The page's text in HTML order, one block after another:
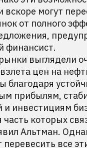
вскоре могут
от полного
финансист.
выглядели
цен на
благодаря
прибылям,
и инвестициям
часть которых
Альтман.
все